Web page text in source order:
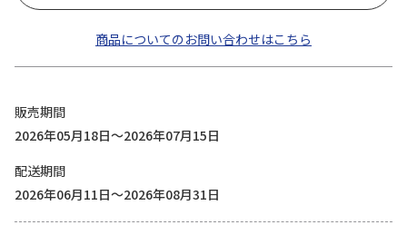
商品についてのお問い合わせはこちら
販売期間
2026年05月18日～2026年07月15日
配送期間
2026年06月11日～2026年08月31日